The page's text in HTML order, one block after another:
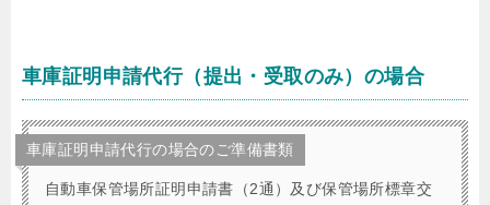
車庫証明申請代行（提出・受取のみ）の場合
車庫証明申請代行の場合のご準備書類
自動車保管場所証明申請書（2通）及び保管場所標章交